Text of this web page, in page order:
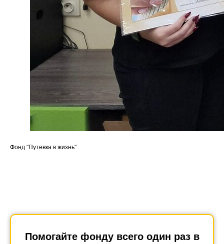
Фонд "Путевка в жизнь"
Помогайте фонду всего один раз в